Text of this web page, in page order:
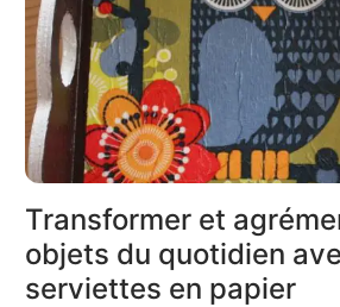
Transformer et
objets du quotidien
serviettes en papier